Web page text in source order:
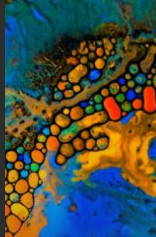
Bergson
–
Elã
Vital